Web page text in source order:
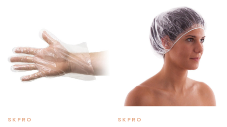
SKPRO SKPRO